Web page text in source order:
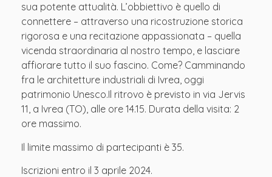
sua potente attualità. L’obbiettivo è quello di
connettere – attraverso una ricostruzione storica
rigorosa e una recitazione appassionata – quella
vicenda straordinaria al nostro tempo, e lasciare
affiorare tutto il suo fascino. Come? Camminando
fra le architetture industriali di Ivrea, oggi
patrimonio Unesco.Il ritrovo è previsto in via Jervis
11, a Ivrea (TO), alle ore 14.15. Durata della visita: 2
ore massimo.
Il limite massimo di partecipanti è 35.
Iscrizioni entro il 3 aprile 2024.